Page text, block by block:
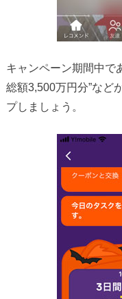
キャンペーン期間中で
総額3,500万円分”など
プしましょう。